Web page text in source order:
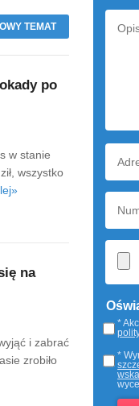
TEMAT
po
w stanie
wszystko
na
i zabrać
zrobiło
*
*